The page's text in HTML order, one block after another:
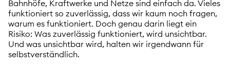
Bahnhöfe, Kraftwerke und Netze sind einfach da. Vieles
funktioniert so zuverlässig, dass wir kaum noch fragen,
warum es funktioniert. Doch genau darin liegt ein
Risiko: Was zuverlässig funktioniert, wird unsichtbar.
Und was unsichtbar wird, halten wir irgendwann für
selbstverständlich.